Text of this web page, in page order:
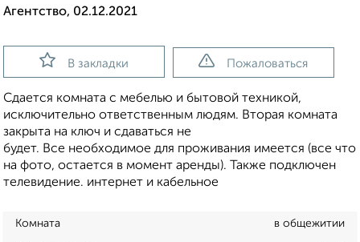
Агентство, 02.12.2021
В закладки Пожаловаться
Сдается комната с мебелью и бытовой техникой,
исключительно ответственным людям. Вторая комната
закрыта на ключ и сдаваться не
будет. Все необходимое для проживания имеется (все что
на фото, остается в момент аренды). Также подключен
телевидение. интернет и кабельное
Комната в общежитии